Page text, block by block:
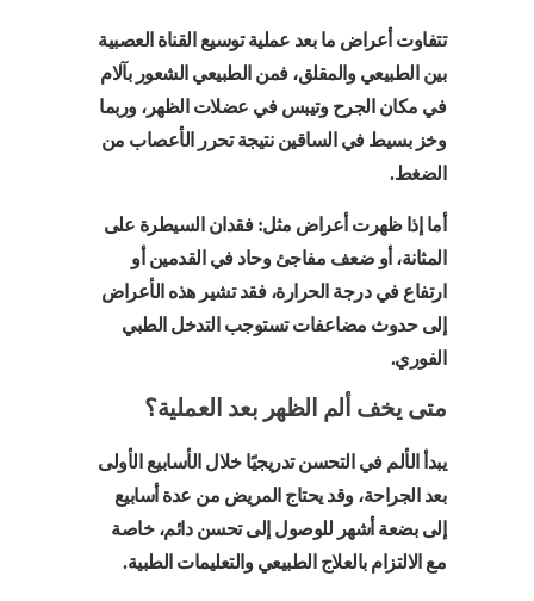
تتفاوت أعراض ما بعد عملية توسيع القناة العصبية
بين الطبيعي والمقلق، فمن الطبيعي الشعور بآلام
في مكان الجرح وتيبس في عضلات الظهر، وربما
وخز بسيط في الساقين نتيجة تحرر الأعصاب من
الضغط.
أما إذا ظهرت أعراض مثل: فقدان السيطرة على
المثانة، أو ضعف مفاجئ وحاد في القدمين أو
ارتفاع في درجة الحرارة، فقد تشير هذه الأعراض
إلى حدوث مضاعفات تستوجب التدخل الطبي
الفوري.
متى يخف ألم الظهر بعد العملية؟
يبدأ الألم في التحسن تدريجيًا خلال الأسابيع الأولى
بعد الجراحة، وقد يحتاج المريض من عدة أسابيع
إلى بضعة أشهر للوصول إلى تحسن دائم، خاصة
مع الالتزام بالعلاج الطبيعي والتعليمات الطبية.